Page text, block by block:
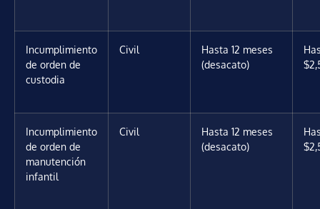
Incumplimiento
de orden de
custodia
Civil
Hasta 12 meses
(desacato)
Incumplimiento
de orden de
manutención
infantil
Civil
Hasta 12 meses
(desacato)